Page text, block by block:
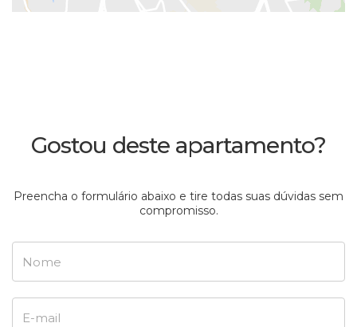
Gostou deste apartamento?
Preencha o formulário abaixo e tire todas suas dúvidas sem
compromisso.